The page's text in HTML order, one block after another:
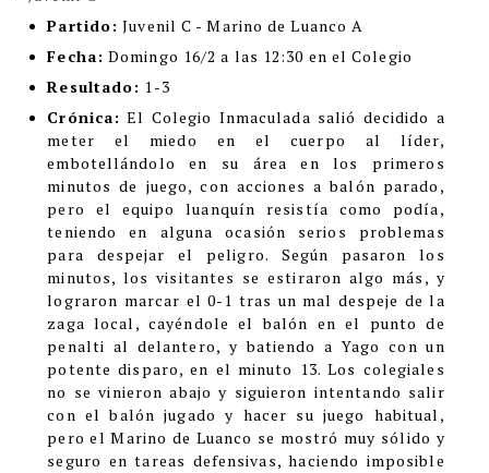
Partido: Juvenil C - Marino de Luanco A
Fecha: Domingo 16/2 a las 12:30 en el Colegio
Resultado: 1-3
Crónica: El Colegio Inmaculada salió decidido a
meter el miedo en el cuerpo al líder,
embotellándolo en su área en los primeros
minutos de juego, con acciones a balón parado,
pero el equipo luanquín resistía como podía,
teniendo en alguna ocasión serios problemas
para despejar el peligro. Según pasaron los
minutos, los visitantes se estiraron algo más, y
lograron marcar el 0-1 tras un mal despeje de la
zaga local, cayéndole el balón en el punto de
penalti al delantero, y batiendo a Yago con un
potente disparo, en el minuto 13. Los colegiales
no se vinieron abajo y siguieron intentando salir
con el balón jugado y hacer su juego habitual,
pero el Marino de Luanco se mostró muy sólido y
seguro en tareas defensivas, haciendo imposible